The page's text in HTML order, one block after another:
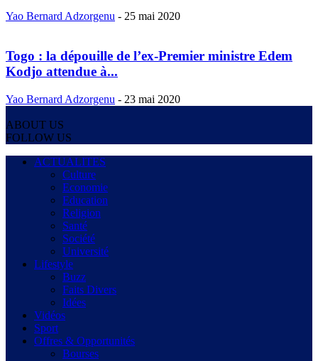
Yao Bernard Adzorgenu - 25 mai 2020
Togo : la dépouille de l’ex-Premier ministre Edem
Kodjo attendue à...
Yao Bernard Adzorgenu - 23 mai 2020
ABOUT US
FOLLOW US
ACTUALITES
Culture
Economie
Education
Religion
Santé
Société
Université
Lifestyle
Buzz
Faits Divers
Idées
Vidéos
Sport
Offres & Opportunités
Bourses